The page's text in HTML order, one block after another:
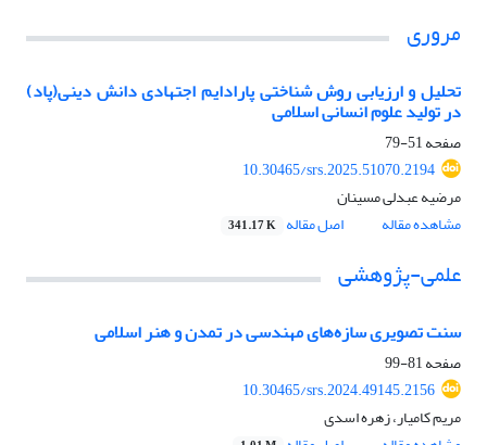
مروری
تحلیل و ارزیابی روش شناختی پارادایم اجتهادی دانش دینی(پاد)
در تولید علوم انسانی اسلامی
صفحه51-79
10.30465/srs.2025.51070.2194
مرضیه عبدلی مسینان
مشاهده مقاله
اصل مقاله 341.17 K
علمی-پژوهشی
سنت تصویری سازه‌های مهندسی در تمدن و هنر اسلامی
صفحه81-99
10.30465/srs.2024.49145.2156
مریم کامیار، زهره اسدی